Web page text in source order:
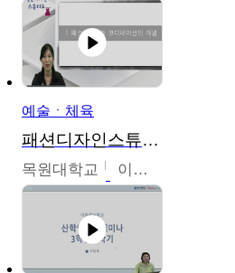
예술ㆍ체육
패션디자인스튜디오
목원대학교 이건희